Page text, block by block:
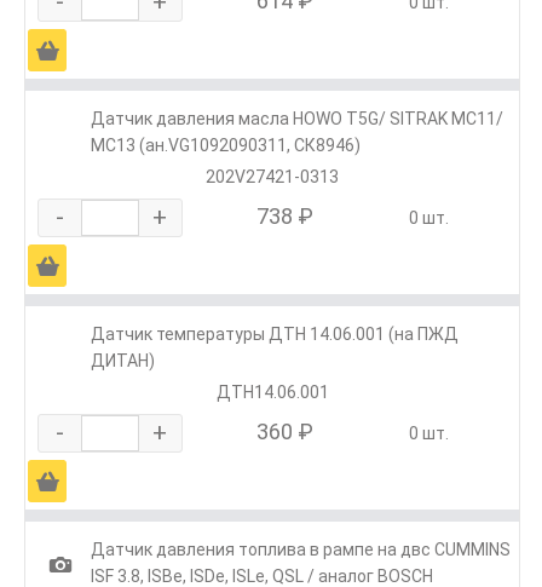
Ä
Датчик давления масла HOWO T5G/ SITRAK MC11/
MC13 (ан.VG1092090311, СК8946)
202V27421-0313
- + 738 ₽ 0 шт.
Ä
Датчик температуры ДТН 14.06.001 (на ПЖД
ДИТАН)
ДТН14.06.001
- + 360 ₽ 0 шт.
Ä
1
Датчик давления топлива в рампе на двс CUMMINS
ISF 3.8, ISBe, ISDe, ISLe, QSL / аналог BOSCH